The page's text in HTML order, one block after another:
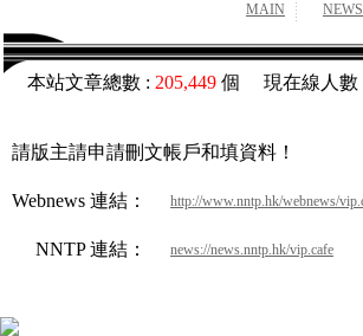
MAIN
本站文章總數 : 205,449 個 現在線人數
請版主請申請刪文帳戶和填資料！
Webnews 連結： http://www.nntp.hk/webnews/
NNTP 連結： news://news.nntp.hk/vip.cafe